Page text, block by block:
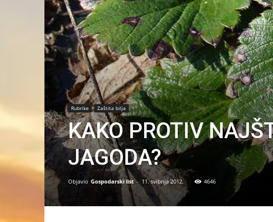
Rubrike Zaštita bilja
KAKO PROTIV
JAGODA?
Objavio Gospodarski list - 11. svibnja 2012. 4646